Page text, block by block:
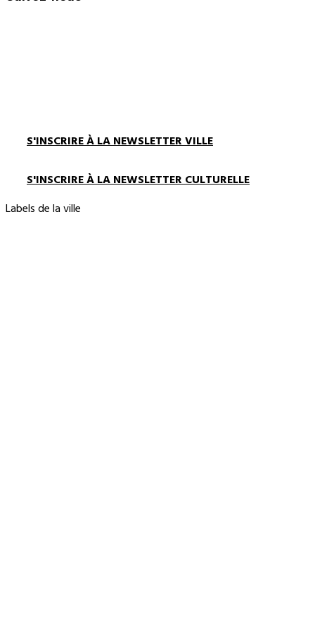
S'INSCRIRE À LA NEWSLETTER VILLE
S'INSCRIRE À LA NEWSLETTER CULTURELLE
Labels de la ville